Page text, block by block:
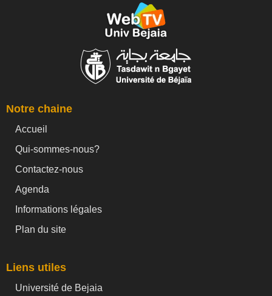
Notre chaine
Accueil
Qui-sommes-nous?
Contactez-nous
Agenda
Informations légales
Plan du site
Liens utiles
Université de Bejaia